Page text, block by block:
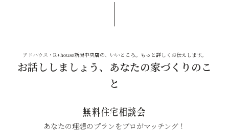
アドハウス・R+house新潟中央店の、いいところ。もっと詳しくお伝えします。
お話ししましょう、あなたの家づくりのこ
と
無料住宅相談会
あなたの理想のプランをプロがマッチング！